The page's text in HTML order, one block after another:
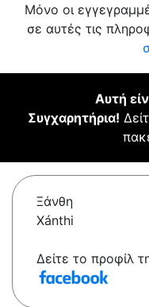
Μόνο οι
σε αυτές τις
Αυτή
Συγχαρητήρια!
Ξάνθη
Xánthi
Δείτε το προφίλ